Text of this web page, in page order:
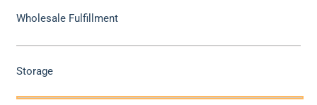
Wholesale Fulfillment
Storage